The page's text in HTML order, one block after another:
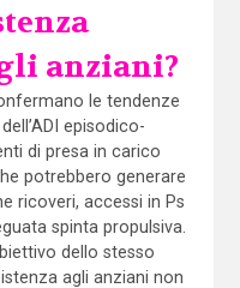
anziani?
le tendenze
episodico-
di presa in carico
potrebbero generare
ricoveri, accessi in Ps
spinta propulsiva.
dello stesso
agli anziani non